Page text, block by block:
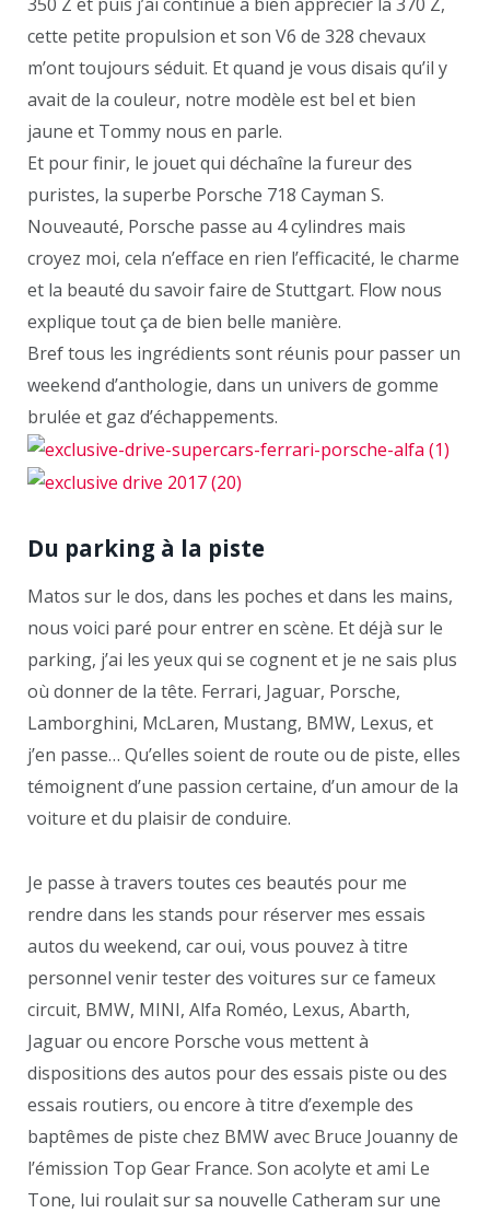
cette petite propulsion et son V6 de 328 chevaux
m’ont toujours séduit. Et quand je vous disais qu’il y
avait de la couleur, notre modèle est bel et bien
jaune et Tommy nous en parle.
Et pour finir, le jouet qui déchaîne la fureur des
puristes, la superbe Porsche 718 Cayman S.
Nouveauté, Porsche passe au 4 cylindres mais
croyez moi, cela n’efface en rien l’efficacité, le charme
et la beauté du savoir faire de Stuttgart. Flow nous
explique tout ça de bien belle manière.
Bref tous les ingrédients sont réunis pour passer un
weekend d’anthologie, dans un univers de gomme
brulée et gaz d’échappements.
Du parking à la piste
Matos sur le dos, dans les poches et dans les mains,
nous voici paré pour entrer en scène. Et déjà sur le
parking, j’ai les yeux qui se cognent et je ne sais plus
où donner de la tête. Ferrari, Jaguar, Porsche,
Lamborghini, McLaren, Mustang, BMW, Lexus, et
j’en passe… Qu’elles soient de route ou de piste, elles
témoignent d’une passion certaine, d’un amour de la
voiture et du plaisir de conduire.
Je passe à travers toutes ces beautés pour me
rendre dans les stands pour réserver mes essais
autos du weekend, car oui, vous pouvez à titre
personnel venir tester des voitures sur ce fameux
circuit, BMW, MINI, Alfa Roméo, Lexus, Abarth,
Jaguar ou encore Porsche vous mettent à
dispositions des autos pour des essais piste ou des
essais routiers, ou encore à titre d’exemple des
baptêmes de piste chez BMW avec Bruce Jouanny de
l’émission Top Gear France. Son acolyte et ami Le
Tone, lui roulait sur sa nouvelle Catheram sur une